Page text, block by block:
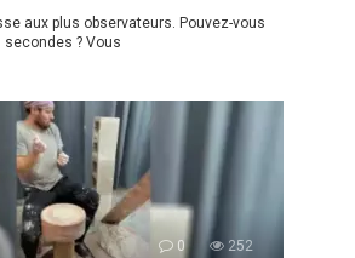
aux plus observateurs. Pouvez-vous
secondes ? Vous
0 252